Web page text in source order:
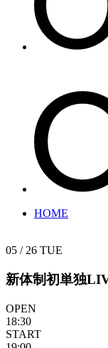
HOME
05 / 26 TUE
新体制初単独
OPEN
18:30
START